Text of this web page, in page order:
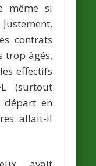
même si
contrats
trop âgés,
effectifs
(surtout
départ en
allait-il